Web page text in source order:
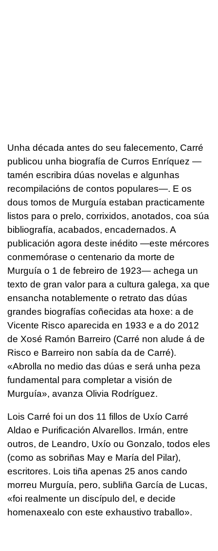
Unha década antes do seu falecemento, Carré
publicou unha biografía de Curros Enríquez —
tamén escribira dúas novelas e algunhas
recompilacións de contos populares—. E os
dous tomos de Murguía estaban practicamente
listos para o prelo, corrixidos, anotados, coa súa
bibliografía, acabados, encadernados. A
publicación agora deste inédito —este mércores
conmemórase o centenario da morte de
Murguía o 1 de febreiro de 1923— achega un
texto de gran valor para a cultura galega, xa que
ensancha notablemente o retrato das dúas
grandes biografías coñecidas ata hoxe: a de
Vicente Risco aparecida en 1933 e a do 2012
de Xosé Ramón Barreiro (Carré non alude á de
Risco e Barreiro non sabía da de Carré).
«Abrolla no medio das dúas e será unha peza
fundamental para completar a visión de
Murguía», avanza Olivia Rodríguez.
Lois Carré foi un dos 11 fillos de Uxío Carré
Aldao e Purificación Alvarellos. Irmán, entre
outros, de Leandro, Uxío ou Gonzalo, todos eles
(como as sobriñas May e María del Pilar),
escritores. Lois tiña apenas 25 anos cando
morreu Murguía, pero, subliña García de Lucas,
«foi realmente un discípulo del, e decide
homenaxealo con este exhaustivo traballo».